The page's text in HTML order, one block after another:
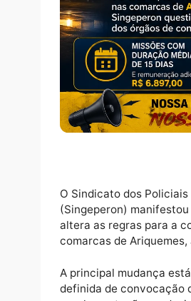
O Sindicato dos
(Singeperon)